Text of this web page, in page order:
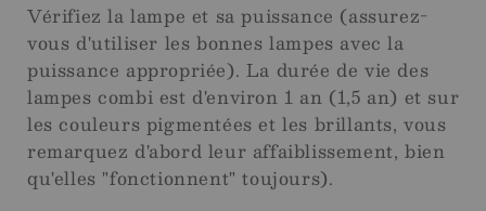
Vérifiez la lampe et sa puissance (assurez-
vous d'utiliser les bonnes lampes avec la
puissance appropriée). La durée de vie des
lampes combi est d'environ 1 an (1,5 an) et sur
les couleurs pigmentées et les brillants, vous
remarquez d'abord leur affaiblissement, bien
qu'elles "fonctionnent" toujours).